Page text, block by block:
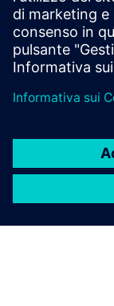
modo sicuro.